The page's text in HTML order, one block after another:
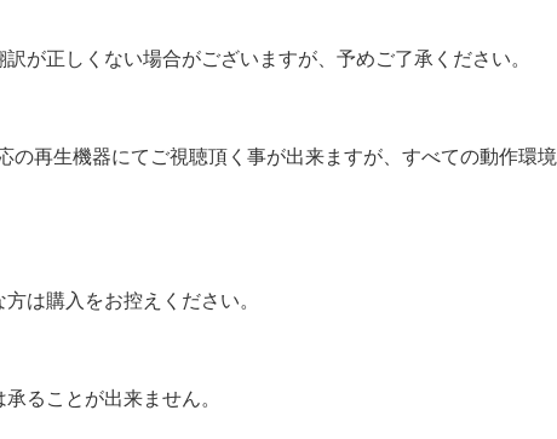
が正しくない場合がございますが、予めご了承ください。
の再生機器にてご視聴頂く事が出来ますが、すべての動作環
は購入をお控えください。
ることが出来ません。